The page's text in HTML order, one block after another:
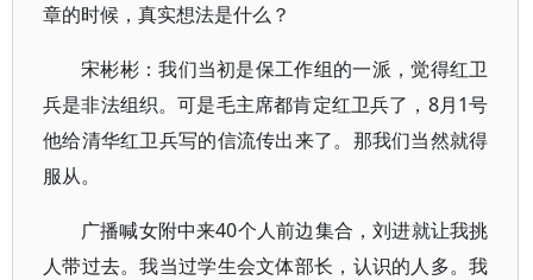
章的时候，真实想法是什么？
宋彬彬：我们当初是保工作组的一派，觉得红卫
兵是非法组织。可是毛主席都肯定红卫兵了，8月1号
他给清华红卫兵写的信流传出来了。那我们当然就得
服从。
广播喊女附中来40个人前边集合，刘进就让我挑
人带过去。我当过学生会文体部长，认识的人多。我